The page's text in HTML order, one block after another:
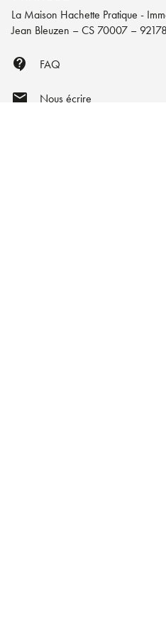
La Maison Hachette Pratique -
Jean Bleuzen – CS 70007 –
contact_support FAQ
mail Nous écrire